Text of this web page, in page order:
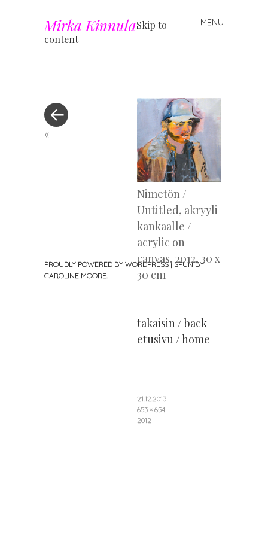
Mirka Kinnula MENU
Skip to
content
«
Nimetön /
Untitled, akryyli
kankaalle /
acrylic on
canvas, 2012, 30 x
30 cm
takaisin / back
etusivu / home
21.12.2013
653 × 654
2012
PROUDLY POWERED BY WORDPRESS | SPUN BY
CAROLINE MOORE.